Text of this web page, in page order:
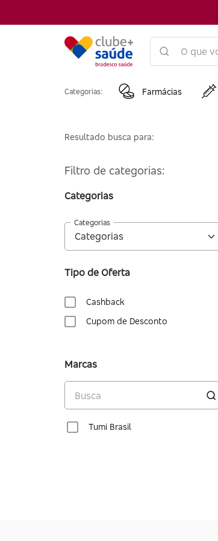
Categorias: Farmácias
Resultado busca para:
Filtro de categorias:
Categorias
Categorias
Tipo de Oferta
Cashback
Cupom de Desconto
Marcas
Tumi Brasil